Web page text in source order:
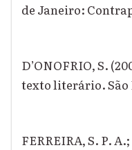
de Janeiro:
D’ONOFRIO, S.
texto literário. São
FERREIRA, S. P.